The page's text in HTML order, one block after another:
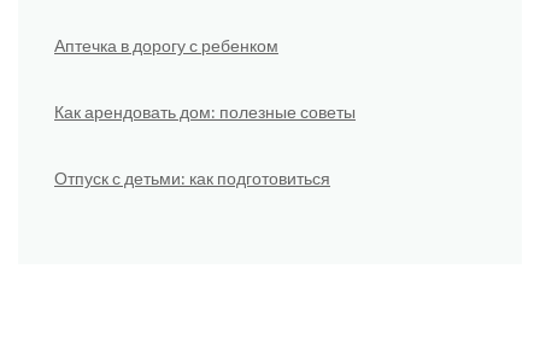
Аптечка в дорогу с ребенком
Как арендовать дом: полезные советы
Отпуск с детьми: как подготовиться